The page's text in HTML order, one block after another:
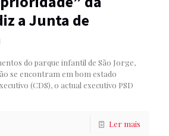
a Junta de
do parque infantil de São Jorge,
se encontram em bom estado
(CDS), o actual executivo PSD
Ler mais